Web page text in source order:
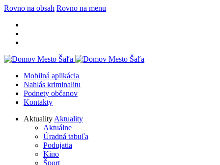
Rovno na obsah Rovno na menu
Mobilná aplikácia
Nahlás kriminalitu
Podnety občanov
Kontakty
Aktuality Aktuality
Aktuálne
Úradná tabuľa
Podujatia
Kino
Šport